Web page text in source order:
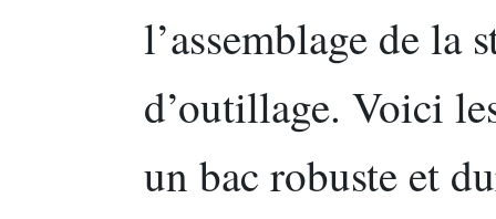
l’assemblage de la
d’outillage. Voici
un bac robuste et